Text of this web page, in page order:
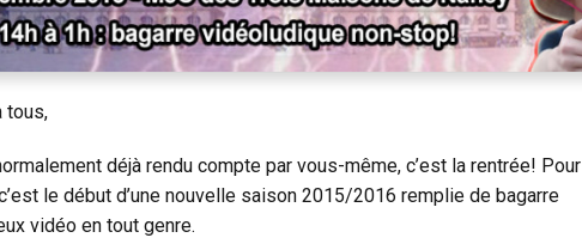
tous,
déjà rendu compte par vous-même, c’est la rentrée! Pour
le début d’une nouvelle saison 2015/2016 remplie de bagarre
vidéo en tout genre.